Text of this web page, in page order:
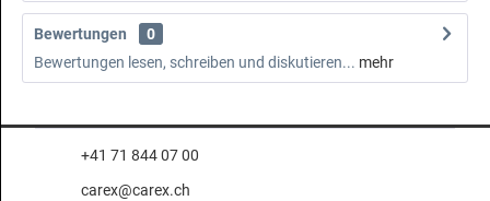
Bewertungen
0
Bewertungen lesen, schreiben und diskutieren... mehr
+41 71 844 07 00
carex@carex.ch